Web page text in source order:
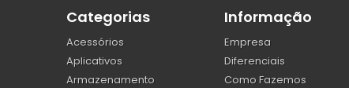
Categorias
Acessórios
Aplicativos
Armazenamento
Informação
Empresa
Diferenciais
Como Fazemos